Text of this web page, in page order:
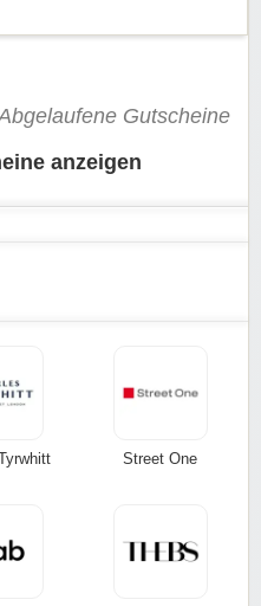
Gutscheine
anzeigen
Street One